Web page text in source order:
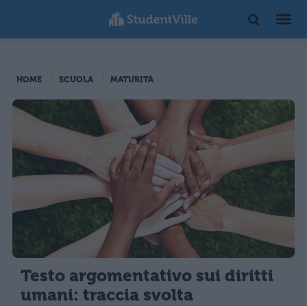
HOME SCUOLA MATURITÀ
Testo argomentativo sui diritti
umani: traccia svolta